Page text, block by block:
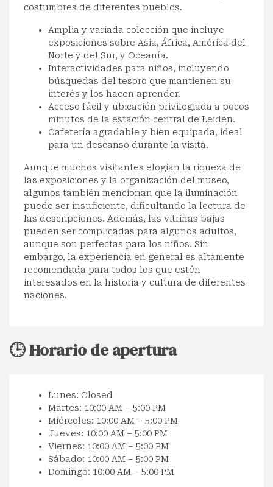
costumbres de diferentes pueblos.
Amplia y variada colección que incluye
exposiciones sobre Asia, África, América del
Norte y del Sur, y Oceanía.
Interactividades para niños, incluyendo
búsquedas del tesoro que mantienen su
interés y los hacen aprender.
Acceso fácil y ubicación privilegiada a pocos
minutos de la estación central de Leiden.
Cafetería agradable y bien equipada, ideal
para un descanso durante la visita.
Aunque muchos visitantes elogian la riqueza de
las exposiciones y la organización del museo,
algunos también mencionan que la iluminación
puede ser insuficiente, dificultando la lectura de
las descripciones. Además, las vitrinas bajas
pueden ser complicadas para algunos adultos,
aunque son perfectas para los niños. Sin
embargo, la experiencia en general es altamente
recomendada para todos los que estén
interesados en la historia y cultura de diferentes
naciones.
🕒 Horario de apertura
Lunes: Closed
Martes: 10:00 AM – 5:00 PM
Miércoles: 10:00 AM – 5:00 PM
Jueves: 10:00 AM – 5:00 PM
Viernes: 10:00 AM – 5:00 PM
Sábado: 10:00 AM – 5:00 PM
Domingo: 10:00 AM – 5:00 PM